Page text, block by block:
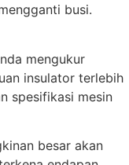
busi.
mengukur
insulator terlebih
spesifikasi mesin
besar akan